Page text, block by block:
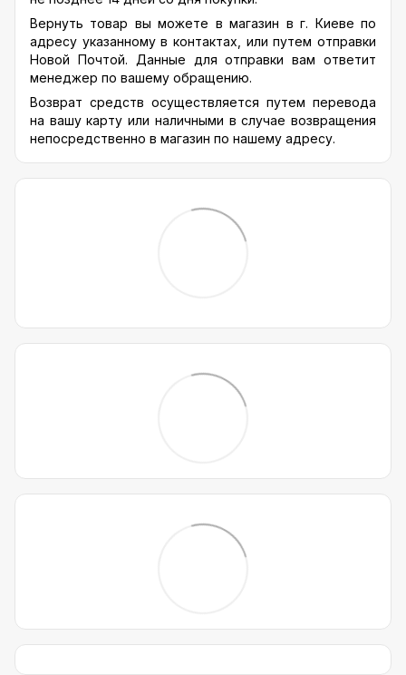
Вернуть товар вы можете в магазин в г. Киеве по
адресу указанному в контактах, или путем отправки
Новой Почтой. Данные для отправки вам ответит
менеджер по вашему обращению.
Возврат средств осуществляется путем перевода
на вашу карту или наличными в случае возвращения
непосредственно в магазин по нашему адресу.